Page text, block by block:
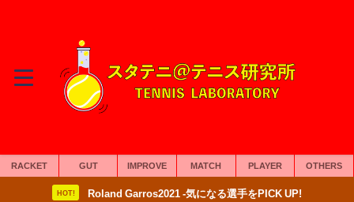
RACKET GUT IMPROVE MATCH PLAYER OTHERS
HOT! Roland Garros2021 -気になる選手をPICK UP!